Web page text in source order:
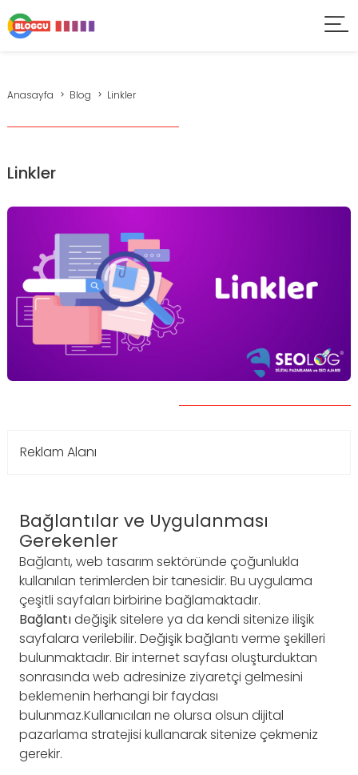
Anasayfa Blog Linkler
Linkler
Reklam Alanı
Bağlantılar ve Uygulanması
Gerekenler
Bağlantı, web tasarım sektöründe çoğunlukla
kullanılan terimlerden bir tanesidir. Bu uygulama
çeşitli sayfaları birbirine bağlamaktadır.
Bağlantıdeğişik sitelere ya da kendi sitenize ilişik
sayfalara verilebilir. Değişik bağlantı verme şekilleri
bulunmaktadır. Bir internet sayfası oluşturduktan
sonrasında web adresinize ziyaretçi gelmesini
beklemenin herhangi bir faydası
bulunmaz.Kullanıcıları ne olursa olsun dijital
pazarlama stratejisi kullanarak sitenize çekmeniz
gerekir.